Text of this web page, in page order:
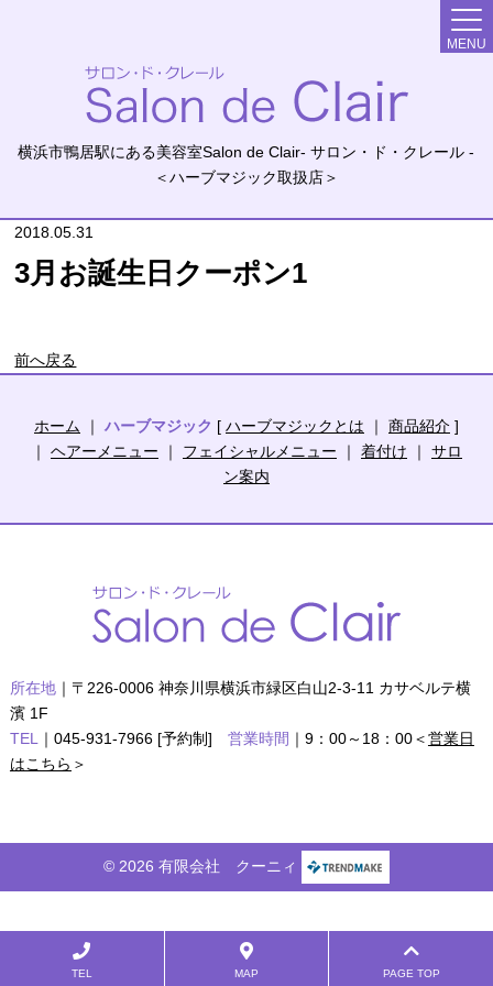
横浜市鴨居駅にある美容室Salon de Clair- サロン・ド・クレール -
＜ハーブマジック取扱店＞
MENU
2018.05.31
3月お誕生日クーポン1
前へ戻る
ホーム ｜ ハーブマジック [ ハーブマジックとは ｜ 商品紹介 ]
｜ ヘアーメニュー ｜ フェイシャルメニュー ｜ 着付け ｜ サロ
ン案内
所在地｜〒226-0006 神奈川県横浜市緑区白山2-3-11 カサベルテ横
濱 1F
TEL
｜045-931-7966 [予約制] 営業時間 ｜9：00～18：00＜営業日
はこちら ＞
© 2026 有限会社 クーニィ
TEL MAP PAGE TOP